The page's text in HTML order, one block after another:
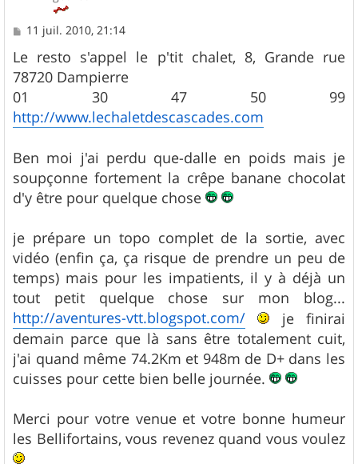
M
s
s
a
g
e
11 juil. 2010, 21:14
Le resto s'appel le p'tit chalet, 8, Grande rue
78720 Dampierre
01 30 47 50 99
http://www.lechaletdescascades.com
Ben moi j'ai perdu que-dalle en poids mais je
soupçonne fortement la crêpe banane chocolat
d'y être pour quelque chose
je prépare un topo complet de la sortie, avec
vidéo (enfin ça, ça risque de prendre un peu de
temps) mais pour les impatients, il y à déjà un
tout petit quelque chose sur mon blog...
http://aventures-vtt.blogspot.com/
je finirai
demain parce que là sans être totalement cuit,
j'ai quand même 74.2Km et 948m de D+ dans les
cuisses pour cette bien belle journée.
Merci pour votre venue et votre bonne humeur
les Bellifortains, vous revenez quand vous voulez